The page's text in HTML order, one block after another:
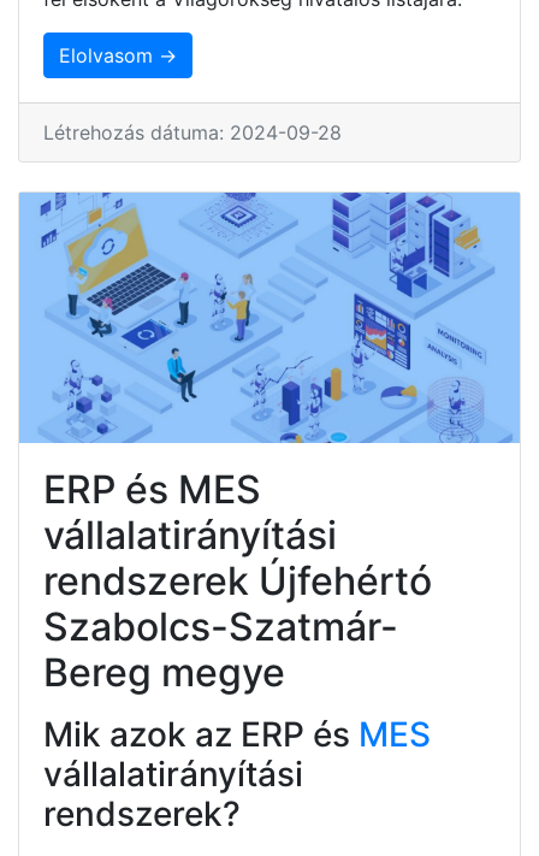
Elolvasom →
Létrehozás dátuma: 2024-09-28
ERP és MES
vállalatirányítási
rendszerek Újfehértó
Szabolcs-Szatmár-
Bereg megye
Mik azok az ERP és MES
vállalatirányítási
rendszerek?